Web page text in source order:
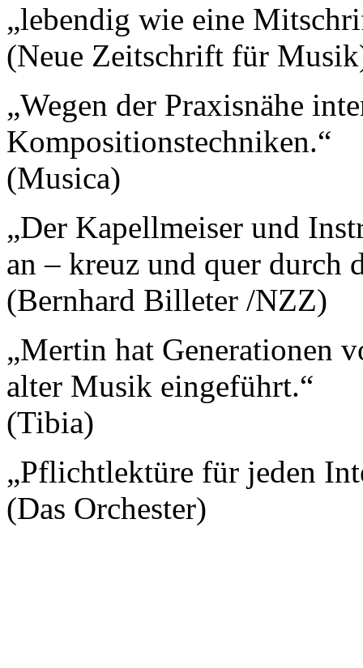
„lebendig wie eine
(Neue Zeitschrift für
„Wegen der Praxisnähe
Kompositionstechniken.“
(Musica)
„Der Kapellmeiser und
an – kreuz und quer durch
(Bernhard Billeter /NZZ)
„Mertin hat Generationen
alter Musik eingeführt.“
(Tibia)
„Pflichtlektüre für jeden
(Das Orchester)